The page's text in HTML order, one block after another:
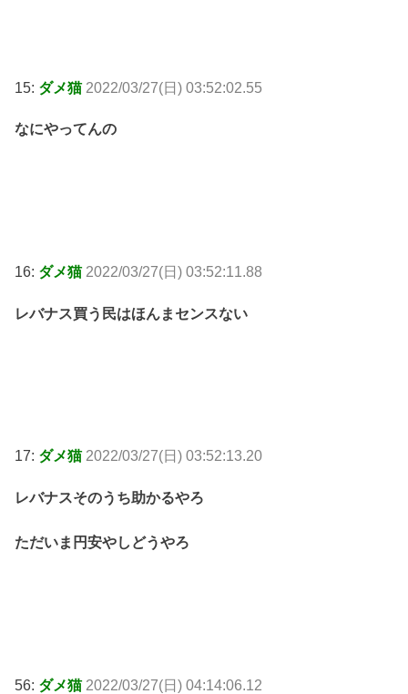
15: ダメ猫 2022/03/27(日) 03:52:02.55
なにやってんの
16: ダメ猫 2022/03/27(日) 03:52:11.88
レバナス買う民はほんまセンスない
17: ダメ猫 2022/03/27(日) 03:52:13.20
レバナスそのうち助かるやろ
ただいま円安やしどうやろ
56: ダメ猫 2022/03/27(日) 04:14:06.12